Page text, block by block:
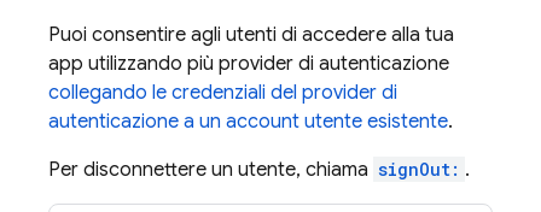
Puoi consentire agli utenti di accedere alla tua
app utilizzando più provider di autenticazione
collegando le credenziali del provider di
autenticazione a un account utente esistente.
Per disconnettere un utente, chiama signOut: .